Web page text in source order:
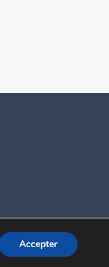
Accepter